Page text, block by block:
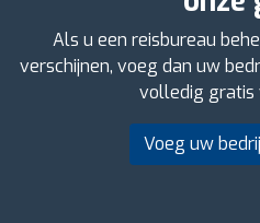
Als u een reisbureau
verschijnen, voeg dan uw
volledig gratis
Voeg uw